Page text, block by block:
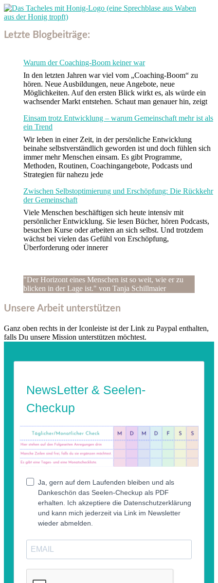
Letzte Blogbeiträge:
Warum der Coaching-Boom keiner war
In den letzten Jahren war viel vom „Coaching-Boom“ zu
hören. Neue Ausbildungen, neue Angebote, neue
Möglichkeiten. Auf den ersten Blick wirkt es, als würde ein
wachsender Markt entstehen. Schaut man genauer hin, zeigt
Einsam trotz Entwicklung – warum Gemeinschaft mehr ist als
ein Trend
Wir leben in einer Zeit, in der persönliche Entwicklung
beinahe selbstverständlich geworden ist und doch fühlen sich
immer mehr Menschen einsam. Es gibt Programme,
Methoden, Routinen, Coachingangebote, Podcasts und
Strategien für nahezu jede
Zwischen Selbstoptimierung und Erschöpfung: Die Rückkehr
der Gemeinschaft
Viele Menschen beschäftigen sich heute intensiv mit
persönlicher Entwicklung. Sie lesen Bücher, hören Podcasts,
besuchen Kurse oder arbeiten an sich selbst. Und trotzdem
wächst bei vielen das Gefühl von Erschöpfung,
Überforderung oder innerer
"Der Horizont eines Menschen ist so weit, wie er zu
blicken in der Lage ist." von Tanja Schillmaier
Unsere Arbeit unterstützen
Ganz oben rechts in der Iconleiste ist der Link zu Paypal enthalten,
falls Du unsere Mission unterstützen möchtest.